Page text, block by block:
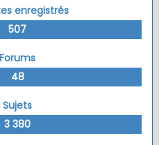
enregistrés
507
Forums
48
Sujets
3 380